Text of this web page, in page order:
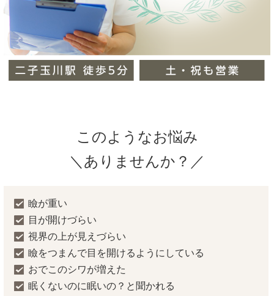
このようなお悩み
＼ありませんか？／
瞼が重い
目が開けづらい
視界の上が見えづらい
瞼をつまんで目を開けるようにしている
おでこのシワが増えた
眠くないのに眠いの？と聞かれる